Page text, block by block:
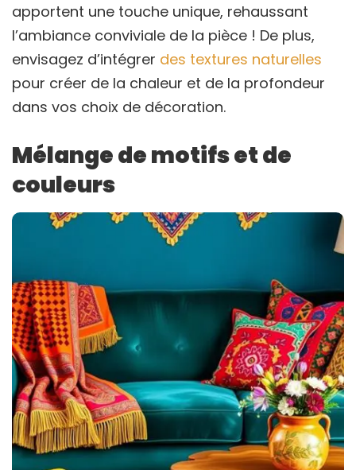
apportent une touche unique, rehaussant
l’ambiance conviviale de la pièce ! De plus,
envisagez d’intégrer des textures naturelles
pour créer de la chaleur et de la profondeur
dans vos choix de décoration.
Mélange de motifs et de
couleurs